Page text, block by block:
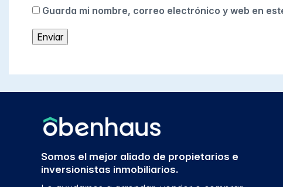
Guarda mi nombre, correo electrónico y web en
Somos el mejor aliado de propietarios e
inversionistas inmobiliarios.